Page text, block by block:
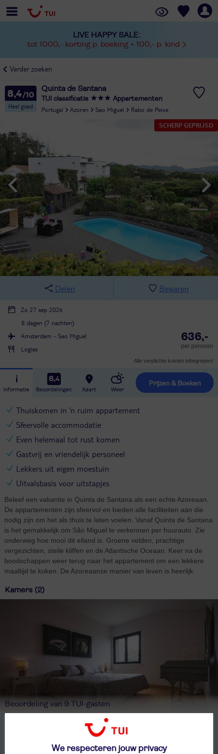
LIVE HAPPY SALE:
tot 1000,- korting p. boeking + 100,- p. kind
Verder zoeken
8,4
Heel goed
Quinta de Santana
TUI classificatie Appartementen
Portugal Azoren Sao Miguel
Rabo de Peixe
SCHERP GEPRIJSD
Delen Bewaren
Zo 27 sep 2026
8 dagen (7 nachten)
Amsterdam - Sao Miguel
Logies
636,-
per persoon
Alle verplichte kosten inbegrepen!
Informatie
8,4
Beoordelingen Kaart Weer
Prijzen & Boeken
Thuiskomen in 'n ruim appartement
Sfeervolle accommodatie
Even helemaal tot rust komen
Gastvrij en vriendelijk personeel
Lekkers uit eigen moestuin
Uitvalsbasis voor uitstapjes
Beleef een vakantie in Quinta de Santana als een echte Azoreaan.
De appartementen zijn sfeervol en bieden alle faciliteiten aan die
nodig zijn om het als thuis te laten voelen. Vanaf Quinta de Santana
is het gemakkelijk om São Miguel te verkennen per huurauto. Zie
onderweg hoe mooi dit eiland is. Groene velden, prachtige
vergezichten, steile kliffen en de Atlantische Oceaan. Keer na de
boodschappen weer terug naar het appartement om een lekkere
maaltijd te koken. De Azoreaanse manier van leven is heerlijk.
Kamers (2)
Beoordeling van 9 TUI-gasten
2-kamer appartement, 2-3 pers
3-kamer appartement, 4-5 pers
We respecteren jouw privacy